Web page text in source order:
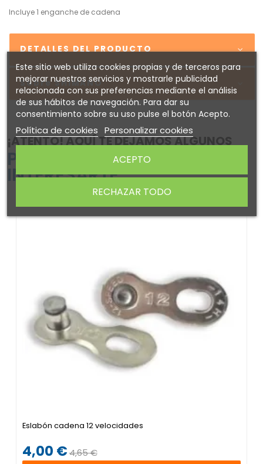
Incluye 1 enganche de cadena
DETALLES DEL PRODUCTO
Sobre SHIMANO
¡ATENTO! AQUÍ TE DEJAMOS ALGUNOS
PRODUCTOS QUE PODRÍAN
INTERESARTE
Eslabón cadena 12 velocidades
4,00 €4,65 €
Este sitio web utiliza cookies propias y de terceros para
mejorar nuestros servicios y mostrarle publicidad
relacionada con sus preferencias mediante el análisis
de sus hábitos de navegación. Para dar su
consentimiento sobre su uso pulse el botón Acepto.
Política de cookies Personalizar cookies
RECHAZAR TODO
ACEPTO